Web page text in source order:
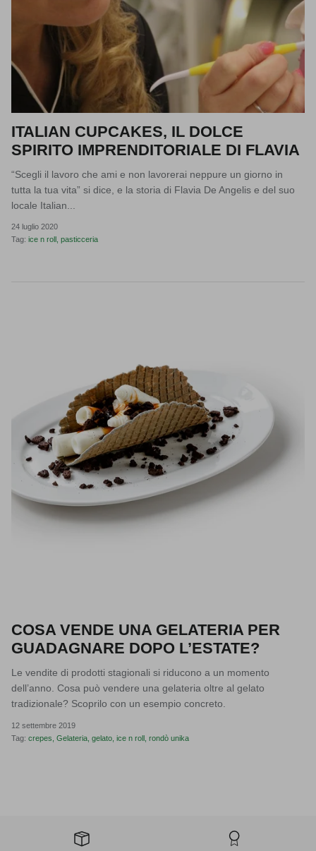
ITALIAN CUPCAKES, IL DOLCE
SPIRITO IMPRENDITORIALE DI FLAVIA
“Scegli il lavoro che ami e non lavorerai neppure un giorno in
tutta la tua vita” si dice, e la storia di Flavia De Angelis e del suo
locale Italian...
24 luglio 2020
Tag: ice n roll pasticceria
COSA VENDE UNA GELATERIA PER
GUADAGNARE DOPO L’ESTATE?
Le vendite di prodotti stagionali si riducono a un momento
dell’anno. Cosa può vendere una gelateria oltre al gelato
tradizionale? Scoprilo con un esempio concreto.
12 settembre 2019
Tag: crepes Gelateria gelato ice n roll rondò unika